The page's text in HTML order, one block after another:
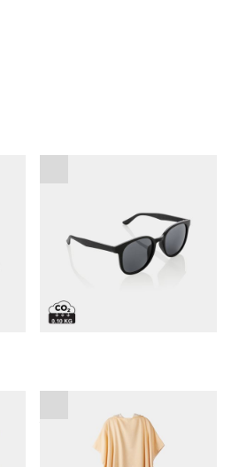
plažo VINGA